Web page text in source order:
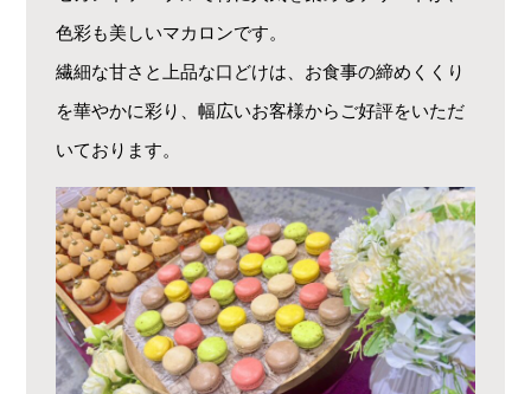
色彩も美しいマカロンです。
繊細な甘さと上品な口どけは、お食事の締めくくり
を華やかに彩り、幅広いお客様からご好評をいただ
いております。